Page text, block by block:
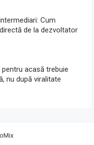
Cum
de la dezvoltator
acasă trebuie
nu după viralitate